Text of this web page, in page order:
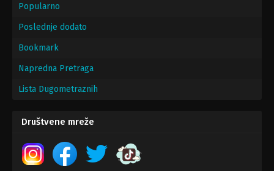
Popularno
Poslednje dodato
Bookmark
Napredna Pretraga
Lista Dugometraznih
Društvene mreže